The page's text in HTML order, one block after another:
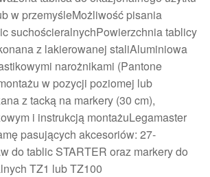
w przemyśleMożliwość pisania
suchościeralnychPowierzchnia tablicy
z lakierowanej staliAluminiowa
narożnikami (Pantone
w pozycji poziomej lub
z tacką na markery (30 cm),
i instrukcją montażuLegamaster
pasujących akcesoriów: 27-
do tablic STARTER oraz markery do
TZ1 lub TZ100